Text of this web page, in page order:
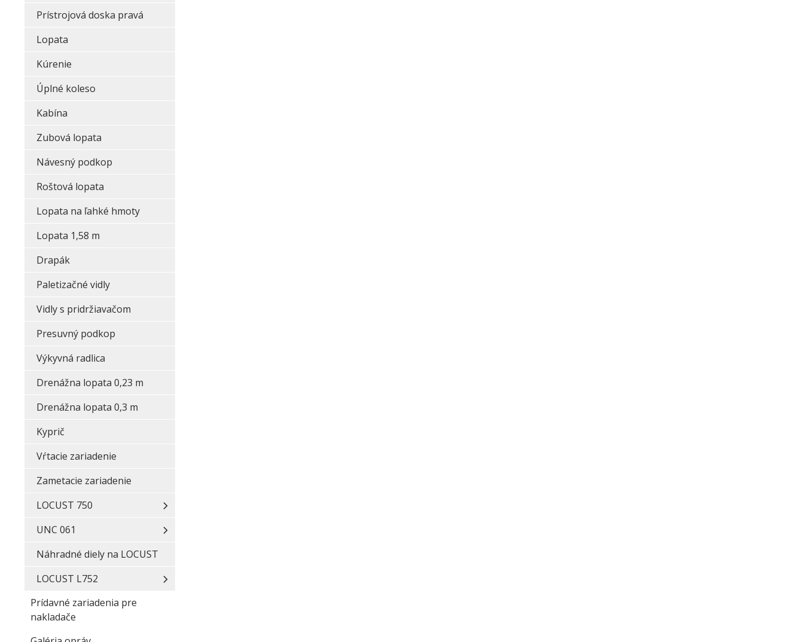
Prístrojová doska pravá
Lopata
Kúrenie
Úplné koleso
Kabína
Zubová lopata
Návesný podkop
Roštová lopata
Lopata na ľahké hmoty
Lopata 1,58 m
Drapák
Paletizačné vidly
Vidly s pridržiavačom
Presuvný podkop
Výkyvná radlica
Drenážna lopata 0,23 m
Drenážna lopata 0,3 m
Kyprič
Vŕtacie zariadenie
Zametacie zariadenie
LOCUST 750
UNC 061
Náhradné diely na LOCUST
LOCUST L752
Prídavné zariadenia pre
nakladače